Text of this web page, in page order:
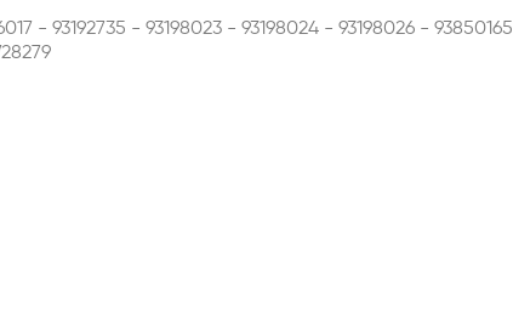
- 93192735 - 93198023 - 93198024 - 93198026 - 93850165